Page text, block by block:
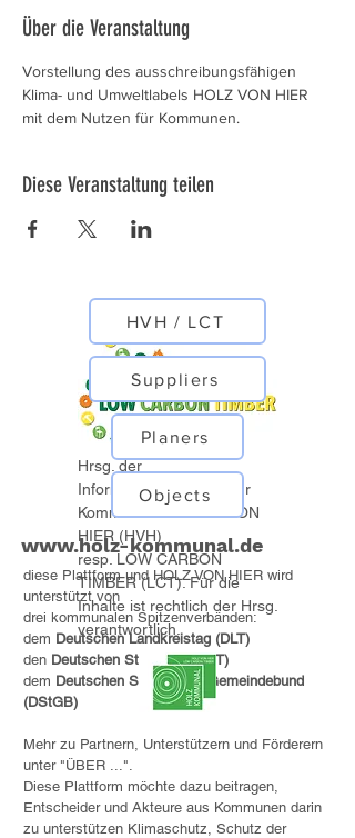
Über die Veranstaltung
Vorstellung des ausschreibungsfähigen
Klima- und Umweltlabels HOLZ VON HIER
mit dem Nutzen für Kommunen.
Diese Veranstaltung teilen
diese Plattform und HOLZ VON HIER wird
unterstützt von
drei kommunalen Spitzenverbänden:
dem Deutschen Landkreistag (DLT)
den Deutschen Städtetag (DST)
dem Deutschen Städte- und Gemeindebund
(DStGB)
Mehr zu Partnern, Unterstützern und Förderern
unter "ÜBER ...".
Diese Plattform möchte dazu beitragen,
Entscheider und Akteure aus Kommunen darin
zu unterstützen Klimaschutz, Schutz der
www.holz-kommunal.de
Hrsg. der
Informationsplattform für
Kommunen ist HOLZ VON
HIER (HVH)
resp. LOW CARBON
TIMBER (LCT). Für die
Inhalte ist rechtlich der Hrsg.
verantwortlich.
HVH / LCT
Suppliers
Planers
Objects